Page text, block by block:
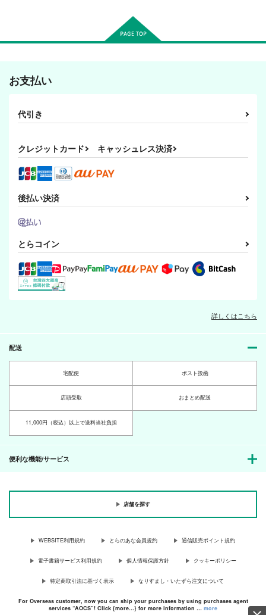
お支払い
代引き
クレジットカード キャッシュレス決済
後払い決済
とらコイン
詳しくはこちら
配送
宅配便 ポスト投函
店頭受取 おまとめ配送
11,000円（税込）以上で送料当社負担
便利な機能/サービス
店舗を探す
WEBSITE利用規約 とらのあな会員規約 通信販売ポイント規約
電子書籍サービス利用規約 個人情報保護方針 クッキーポリシー
特定商取引法に基づく表示 なりすまし・いたずら注文について
For Overseas customer, now you can ship your purchases by using purchases agent
services “AOCS”! Click {more…} for more information … more